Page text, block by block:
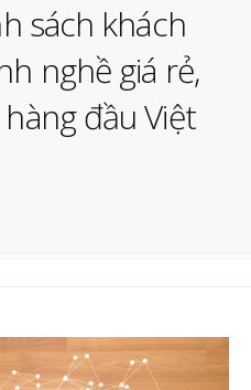
sách khách
nghề giá rẻ,
đầu Việt